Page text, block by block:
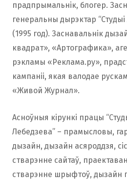
прадпрымальнік, блогер.
генеральны дырэктар
(1995 год). Заснавальнік
квадрат», «Артографика»,
рэкламы «Реклама.ру»,
кампаніі, якая валодае
«Живой Журнал».
Асноўныя кірункі працы
Лебедзева” – прамысловы,
дызайн, дызайн асяроддзя,
стварэнне сайтаў,
стварэнне шрыфтоў, дызайн